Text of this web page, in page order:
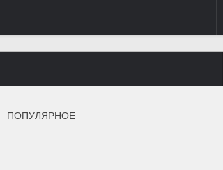
ПОПУЛЯРНОЕ